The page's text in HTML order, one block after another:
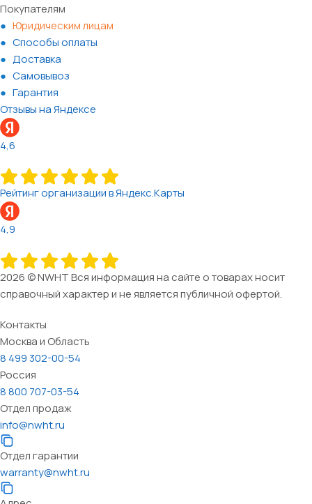
Покупателям
Юридическим лицам
Способы оплаты
Доставка
Самовывоз
Гарантия
Отзывы на Яндексе
4,6
Рейтинг организации в Яндекс.Карты
4,9
2026 © NWHT Вся информация на сайте о товарах носит
справочный характер и не является публичной офертой.
Контакты
Москва и Область
8 499 302-00-54
Россия
8 800 707-03-54
Отдел продаж
info@nwht.ru
Отдел гарантии
warranty@nwht.ru